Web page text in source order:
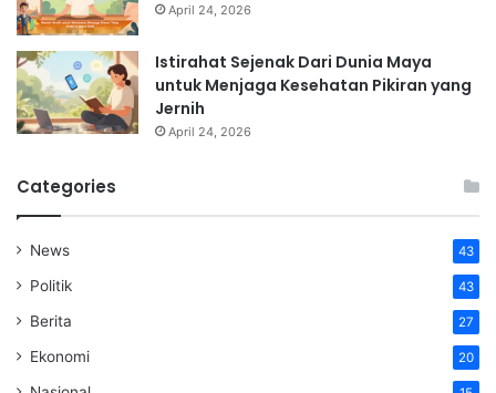
April 24, 2026
Istirahat Sejenak Dari Dunia Maya
untuk Menjaga Kesehatan Pikiran yang
Jernih
April 24, 2026
Categories
News 43
Politik 43
Berita 27
Ekonomi 20